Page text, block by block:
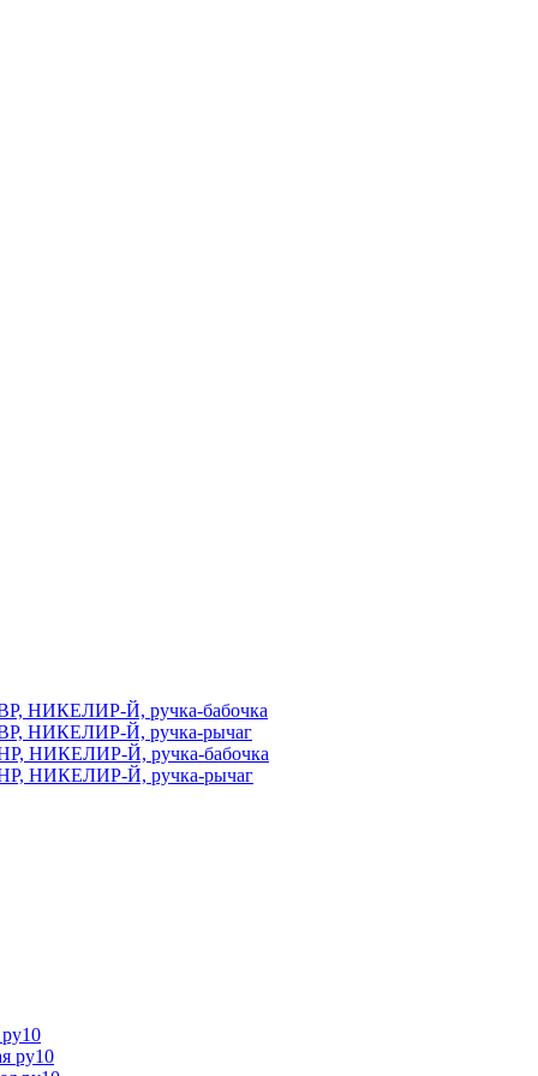
НИКЕЛИР-Й, ручка-бабочка
НИКЕЛИР-Й, ручка-рычаг
НИКЕЛИР-Й, ручка-бабочка
НИКЕЛИР-Й, ручка-рычаг
ру10